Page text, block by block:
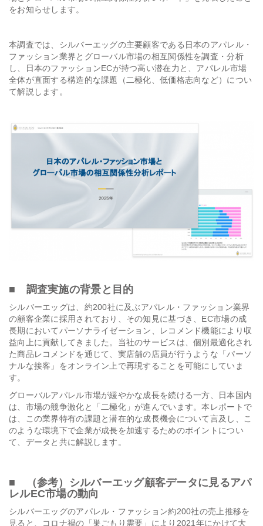
採用
をお知らせします。
本調査では、シルバーエッグの主要顧客である日本のアパレル・
ファッション業界とグローバル市場の相互関係性を調査・分析
し、日本のファッションECが持つ高い潜在力と、アパレル市場
全体が直面する構造的な課題（二極化、低価格志向など）につい
て解説します。
■ 調査実施の背景と目的
シルバーエッグは、約200社に及ぶアパレル・ファッション業界
の顧客企業に採用されており、その知見に基づき、EC市場の成
長期においてパーソナライゼーション、レコメンド機能により収
益向上に貢献してきました。当社のサービスは、個別最適化され
た商品レコメンドを通じて、実店舗の店員が行うような「パーソ
ナルな接客」をオンライン上で再現することを可能にしていま
す。
グローバルアパレル市場が緩やかな成長を続ける一方、日本国内
は、市場の競争激化と「二極化」が進んでいます。本レポートで
は、この業界特有の課題と潜在的な成長機会について言及し、こ
のような環境下で企業が成長を加速するためのポイントについ
て、データと共に解説します。
■ （参考）シルバーエッグ顧客データに見るアパ
レルEC市場の動向
シルバーエッグのアパレル・ファッション約200社の売上推移を
見ると、コロナ禍の「巣ごもり需要」により2021年にかけて大